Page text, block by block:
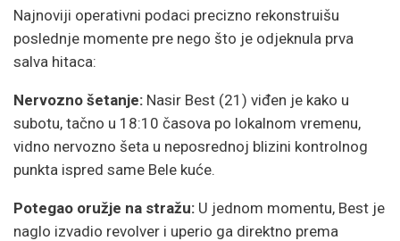
Najnoviji operativni podaci precizno rekonstruišu
poslednje momente pre nego što je odjeknula prva
salva hitaca:
Nervozno šetanje: Nasir Best (21) viđen je kako u
subotu, tačno u 18:10 časova po lokalnom vremenu,
vidno nervozno šeta u neposrednoj blizini kontrolnog
punkta ispred same Bele kuće.
Potegao oružje na stražu: U jednom momentu, Best je
naglo izvadio revolver i uperio ga direktno prema